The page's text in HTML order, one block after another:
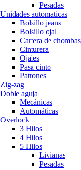
Pesadas
Unidades automaticas
Bolsillo jeans
Bolsillo ojal
Cartera de chombas
Cinturera
Ojales
Pasa cinto
Patrones
Zig-zag
Doble aguja
Mecánicas
Automáticas
Overlock
3 Hilos
4 Hilos
5 Hilos
Livianas
Pesadas